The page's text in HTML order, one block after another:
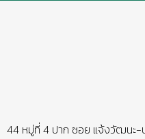
44 หมู่ที่ 4 ปาก ซอย แจ้งวัฒนะ-